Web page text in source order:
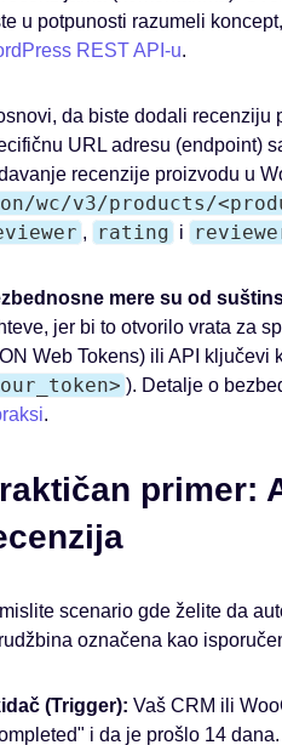
u potpunosti razumeli
REST API-u.
da biste dodali recenziju
URL adresu (endpoint)
recenzije proizvodu u
wc/v3/products/
, rating i
mere su od
jer bi to otvorilo vrata za
Web Tokens) ili API ključevi
). Detalje o
.
primer:
scenario gde želite da
označena kao
(Trigger): Vaš CRM ili
i da je prošlo 14 dana.